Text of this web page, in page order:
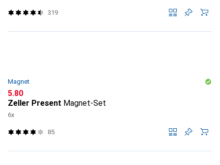
319
Magnet
CHF
5.80
Zeller Present Magnet-Set
6x
85